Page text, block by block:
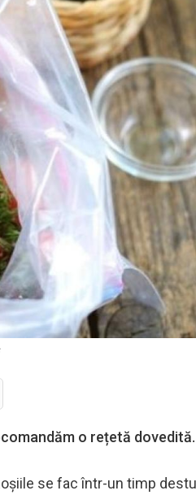
o rețetă dovedită.
se fac într-un timp